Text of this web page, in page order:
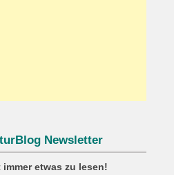
Newsletter
immer etwas zu lesen!